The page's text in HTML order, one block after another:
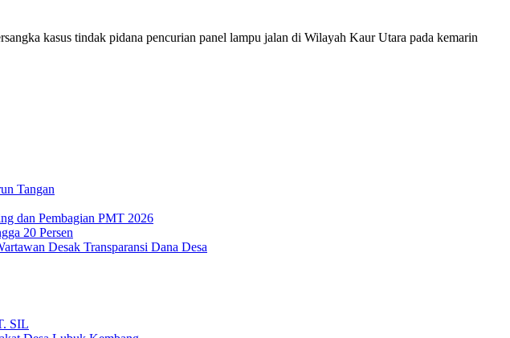
kasus tindak pidana pencurian panel lampu jalan di Wilayah Kaur Utara pada kemarin
Tangan
dan Pembagian PMT 2026
20 Persen
Desak Transparansi Dana Desa
SIL